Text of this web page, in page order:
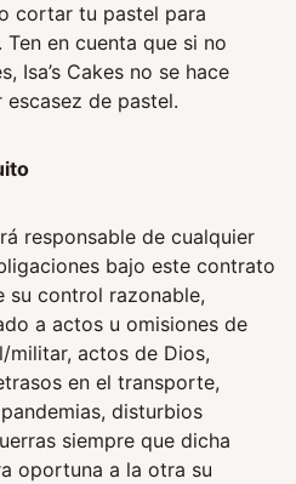
cortar tu pastel para
en cuenta que si no
Isa’s Cakes no se hace
de pastel.
responsable de cualquier
bajo este contrato
su control razonable,
a actos u omisiones de
militar, actos de Dios,
en el transporte,
disturbios
siempre que dicha
oportuna a la otra su